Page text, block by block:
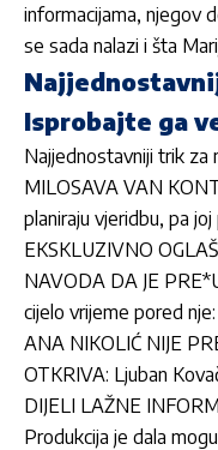
informacijama, njegov
se sada nalazi i šta
Isprobajte ga
Najjednostavniji trik za
MILOSAVA VAN
planiraju vjeridbu, pa
EKSKLUZIVNO
NAVODA DA JE
cijelo vrijeme pored
ANA NIKOLIĆ NIJE
OTKRIVA: Ljuban
DIJELI LAŽNE
Produkcija je dala